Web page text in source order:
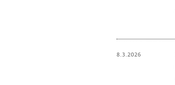
8.3.2026